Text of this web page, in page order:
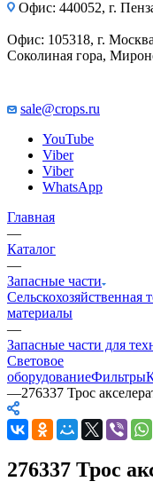
Офис: 440052, г.
Офис: 105318, г.
Соколиная гора,
sale@crops.ru
YouTube
Viber
Viber
WhatsApp
Главная
—
Каталог
—
Запасные части
Сельскохозяйственная
материалы
—
Запасные части для
Световое
оборудованиеФильтры
—276337 Трос
276337 Трос